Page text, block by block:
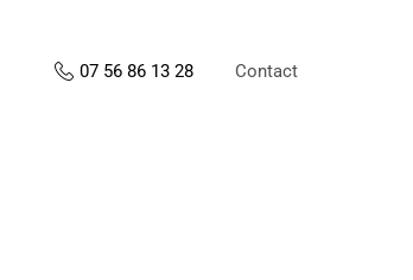
07 56 86 13 28 Contact